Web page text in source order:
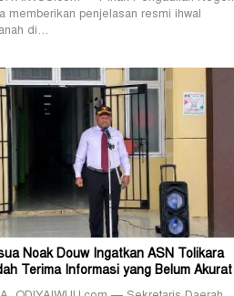
memberikan penjelasan resmi ihwal
di…
Noak Douw Ingatkan ASN Tolikara
Terima Informasi yang Belum Akurat